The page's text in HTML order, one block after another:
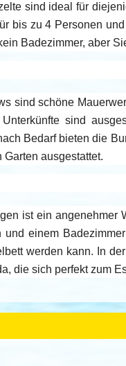
sind ideal für
bis zu 4 Personen
Badezimmer, aber
sind schöne
sind
Bedarf bieten die
Garten ausgestattet.
ist ein angenehmer
und einem
werden kann. In
die sich perfekt zum